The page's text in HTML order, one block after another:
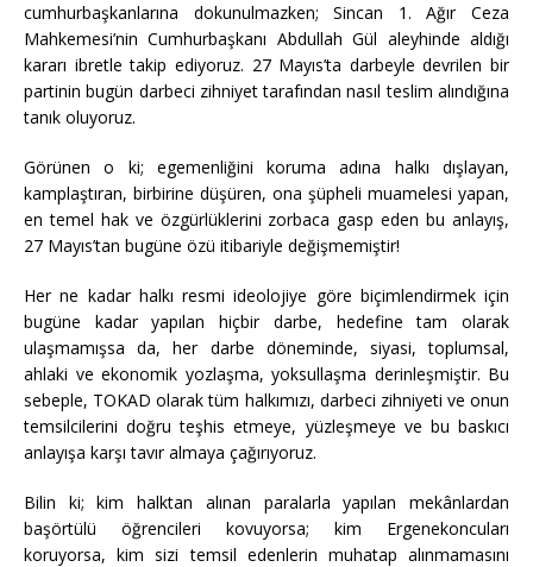
cumhurbaşkanlarına dokunulmazken; Sincan 1. Ağır Ceza
Mahkemesi’nin Cumhurbaşkanı Abdullah Gül aleyhinde aldığı
kararı ibretle takip ediyoruz. 27 Mayıs’ta darbeyle devrilen bir
partinin bugün darbeci zihniyet tarafından nasıl teslim alındığına
tanık oluyoruz.
Görünen o ki; egemenliğini koruma adına halkı dışlayan,
kamplaştıran, birbirine düşüren, ona şüpheli muamelesi yapan,
en temel hak ve özgürlüklerini zorbaca gasp eden bu anlayış,
27 Mayıs’tan bugüne özü itibariyle değişmemiştir!
Her ne kadar halkı resmi ideolojiye göre biçimlendirmek için
bugüne kadar yapılan hiçbir darbe, hedefine tam olarak
ulaşmamışsa da, her darbe döneminde, siyasi, toplumsal,
ahlaki ve ekonomik yozlaşma, yoksullaşma derinleşmiştir. Bu
sebeple, TOKAD olarak tüm halkımızı, darbeci zihniyeti ve onun
temsilcilerini doğru teşhis etmeye, yüzleşmeye ve bu baskıcı
anlayışa karşı tavır almaya çağırıyoruz.
Bilin ki; kim halktan alınan paralarla yapılan mekânlardan
başörtülü öğrencileri kovuyorsa; kim Ergenekoncuları
koruyorsa, kim sizi temsil edenlerin muhatap alınmamasını